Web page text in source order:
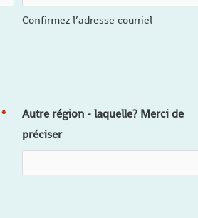
Confirmez l’adresse courriel
*
Autre région - laquelle? Merci de
préciser